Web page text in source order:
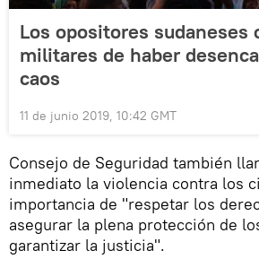
Los opositores sudaneses
militares de haber
caos
11 de junio 2019, 10:42 GMT
Consejo de Seguridad también
inmediato la violencia contra los
importancia de "respetar los
asegurar la plena protección de
garantizar la justicia".